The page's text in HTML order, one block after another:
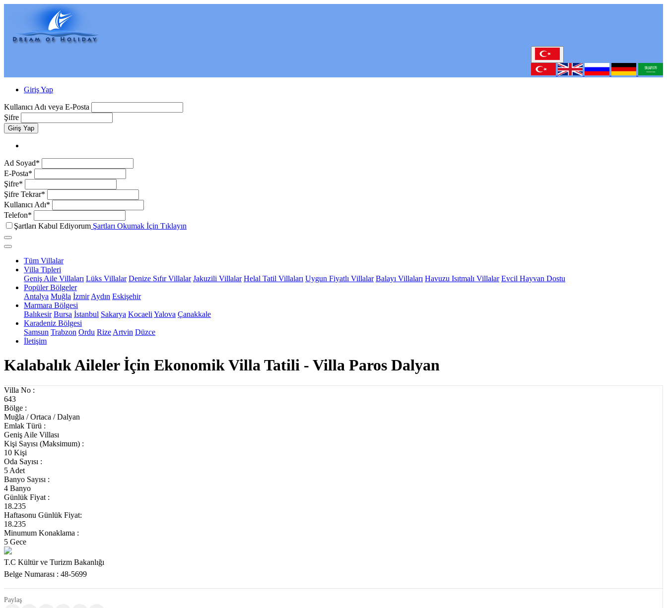
Giriş Yap
Kullanıcı Adı veya E-Posta
Şifre
Giriş Yap
Ad Soyad*
E-Posta*
Şifre*
Şifre Tekrar*
Kullanıcı Adı*
Telefon*
Şartları Kabul Ediyorum Şartları Okumak İçin Tıklayın
Tüm Villalar
Villa Tipleri
Geniş Aile Villaları Lüks Villalar Denize Sıfır Villalar Jakuzili Villalar Helal Tatil Villaları Uygun Fiyatlı Villalar Balayı Villaları Havuzu Isıtmalı Villalar Evcil Hayvan Dostu
Popüler Bölgeler
Antalya Muğla İzmir Aydın Eskişehir
Marmara Bölgesi
Balıkesir Bursa İstanbul Sakarya Kocaeli Yalova Çanakkale
Karadeniz Bölgesi
Samsun Trabzon Ordu Rize Artvin Düzce
İletişim
Kalabalık Aileler İçin Ekonomik Villa Tatili - Villa Paros Dalyan
Villa No :
643
Bölge :
Muğla / Ortaca / Dalyan
Emlak Türü :
Geniş Aile Villası
Kişi Sayısı (Maksimum) :
10 Kişi
Oda Sayısı :
5 Adet
Banyo Sayısı :
4 Banyo
Günlük Fiyat :
18.235
Haftasonu Günlük Fiyat:
18.235
Minumum Konaklama :
5 Gece
T.C Kültür ve Turizm Bakanlığı
Belge Numarası : 48-5699
Paylaş